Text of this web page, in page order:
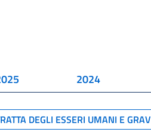
2024
DEGLI ESSERI UMANI E